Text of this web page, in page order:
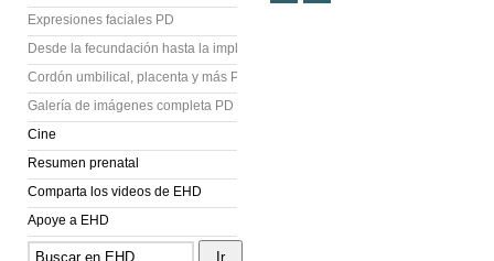
Expresiones faciales PD
Desde la fecundación hasta la implantación PD
Cordón umbilical, placenta y más PD
Galería de imágenes completa PD
Cine
Resumen prenatal
Comparta los videos de EHD
Apoye a EHD